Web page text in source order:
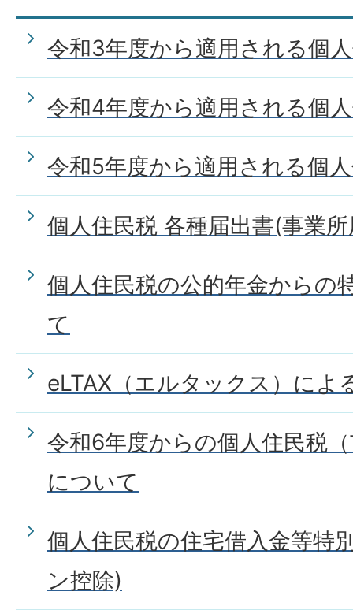
令和3年度から適用される個
令和4年度から適用される個
令和5年度から適用される個
個人住民税 各種届出書(事業
個人住民税の公的年金からの
て
eLTAX（エルタックス）によ
令和6年度からの個人住民税
について
個人住民税の住宅借入金等特
ン控除)